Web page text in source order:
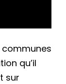
qu’il
sur